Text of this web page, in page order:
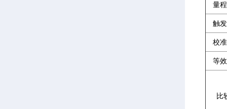
量
触
校
等
比